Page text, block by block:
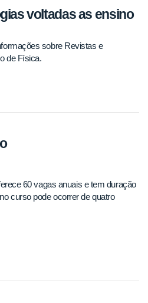
voltadas as ensino
sobre Revistas e
de Física.
60 vagas anuais e tem duração
curso pode ocorrer de quatro